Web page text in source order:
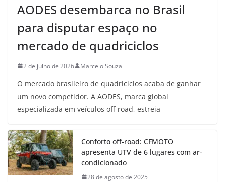
AODES desembarca no Brasil
para disputar espaço no
mercado de quadriciclos
2 de julho de 2026 Marcelo Souza
O mercado brasileiro de quadriciclos acaba de ganhar
um novo competidor. A AODES, marca global
especializada em veículos off-road, estreia
Conforto off-road: CFMOTO
apresenta UTV de 6 lugares com ar-
condicionado
28 de agosto de 2025